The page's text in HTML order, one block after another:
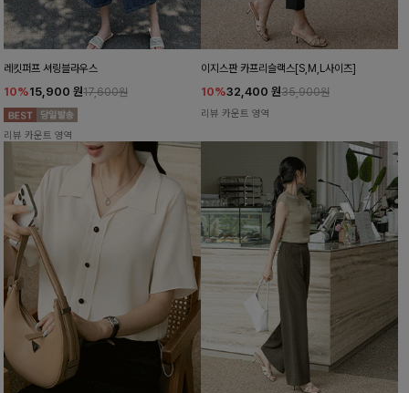
레킷퍼프 셔링블라우스
10%15,900 원17,600원
리뷰 카운트 영역
이지스판 카프리슬랙스[S,M,L사이즈]
10%32,400 원35,900원
리뷰 카운트 영역